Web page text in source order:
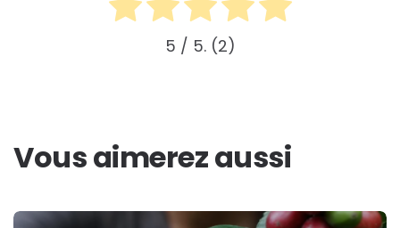
5 / 5. 2
Vous aimerez aussi